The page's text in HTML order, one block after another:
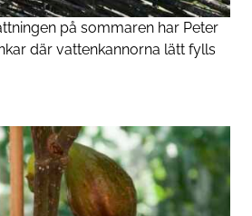
på sommaren har Peter
där vattenkannorna lätt fylls